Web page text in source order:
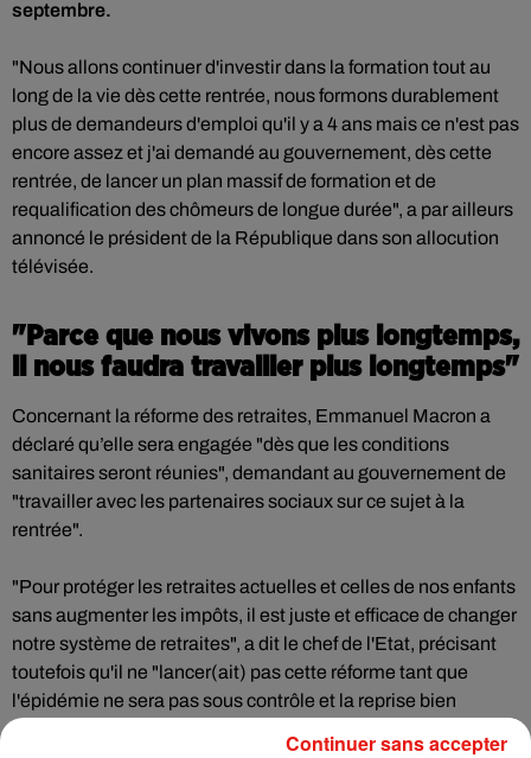
septembre.
"Nous allons continuer d'investir dans la formation tout au
long de la vie dès cette rentrée, nous formons durablement
plus de demandeurs d'emploi qu'il y a 4 ans mais ce n'est pas
encore assez et j'ai demandé au gouvernement, dès cette
rentrée, de lancer un plan massif de formation et de
requalification des chômeurs de longue durée", a par ailleurs
annoncé le président de la République dans son allocution
télévisée.
"Parce que nous vivons plus longtemps,
il nous faudra travailler plus longtemps"
Concernant la réforme des retraites, Emmanuel Macron a
déclaré qu’elle sera engagée "dès que les conditions
sanitaires seront réunies", demandant au gouvernement de
"travailler avec les partenaires sociaux sur ce sujet à la
rentrée".
"Pour protéger les retraites actuelles et celles de nos enfants
sans augmenter les impôts, il est juste et efficace de changer
notre système de retraites", a dit le chef de l'Etat, précisant
toutefois qu'il ne "lancer(ait) pas cette réforme tant que
l'épidémie ne sera pas sous contrôle et la reprise bien
Continuer sans accepter